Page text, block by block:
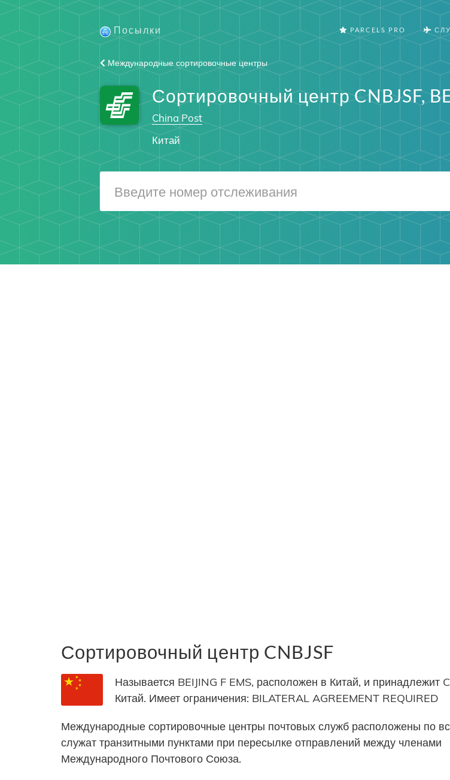
Посылки PARCELS PRO
Международные сортировочные центры
Сортировочный центр CNBJSF,
China Post
Китай
Сортировочный центр CNBJSF
Называется BEIJING F EMS, расположен в Китай, и принадлежит
Китай. Имеет ограничения: BILATERAL AGREEMENT REQUIRED
Международные сортировочные центры почтовых служб расположены по
служат транзитными пунктами при пересылке отправлений между членами
Международного Почтового Союза.